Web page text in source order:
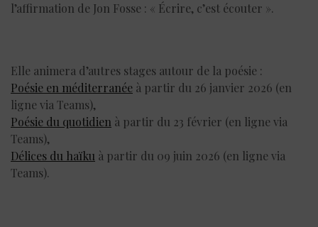
l’affirmation de Jon Fosse : « Écrire, c’est écouter ».
Elle animera d’autres stages autour de la poésie :
Poésie en méditerranée à partir du 26 janvier 2026 (en
ligne via Teams),
Poésie du quotidien à partir du 23 février (en ligne via
Teams),
Délices du haïku à partir du 09 juin 2026 (en ligne via
Teams).